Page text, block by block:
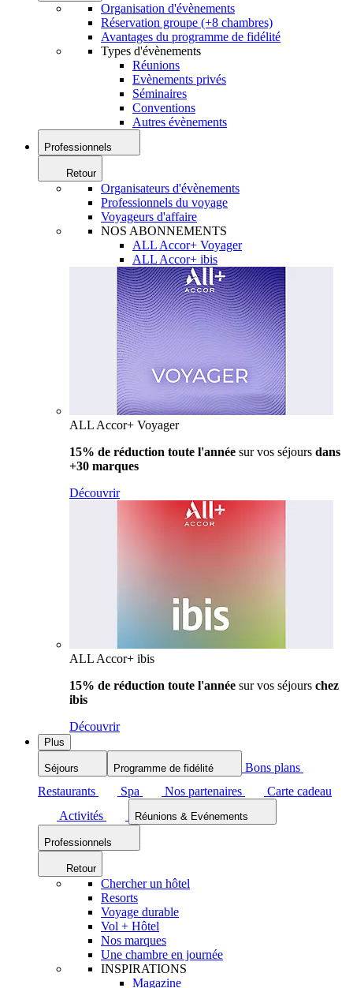
Organisation d'évènements
Réservation groupe (+8 chambres)
Avantages du programme de fidélité
Types d'évènements
Réunions
Evènements privés
Séminaires
Conventions
Autres évènements
Professionnels
Retour
Organisateurs d'évènements
Professionnels du voyage
Voyageurs d'affaire
NOS ABONNEMENTS
ALL Accor+ Voyager
ALL Accor+ ibis
ALL Accor+ Voyager
15% de réduction toute l'année sur vos séjours dans
+30 marques
Découvrir
ALL Accor+ ibis
15% de réduction toute l'année sur vos séjours chez
ibis
Découvrir
Plus
Séjours Programme de fidélité
Bons plans
Restaurants
Spa Nos partenaires
Carte cadeau
Activités
Réunions & Evénements
Professionnels
Retour
Chercher un hôtel
Resorts
Voyage durable
Vol + Hôtel
Nos marques
Une chambre en journée
INSPIRATIONS
Magazine